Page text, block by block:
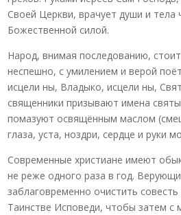
Своей Церкви, врачует души и тела
Божественной силой.
Народ, внимая последованию,
неспешно, с умилением и верой
исцели ны, Владыко, исцели ны,
священники призывают имена
помазуют освящённым маслом
глаза, уста, ноздри, сердце и руки
Современные христиане имеют
не реже одного раза в год.
заблаговременно очистить
Таинстве Исповеди, чтобы затем с